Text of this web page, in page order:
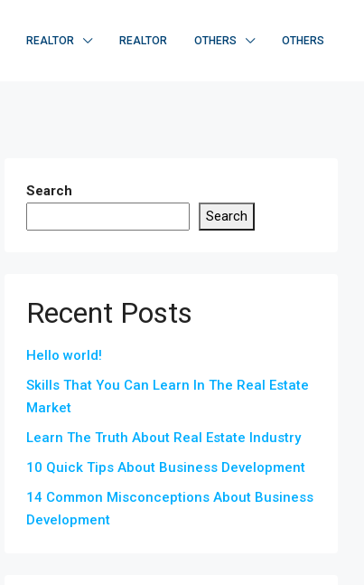
REALTOR REALTOR OTHERS OTHERS
Search
Search
Recent Posts
Hello world!
Skills That You Can Learn In The Real Estate
Market
Learn The Truth About Real Estate Industry
10 Quick Tips About Business Development
14 Common Misconceptions About Business
Development